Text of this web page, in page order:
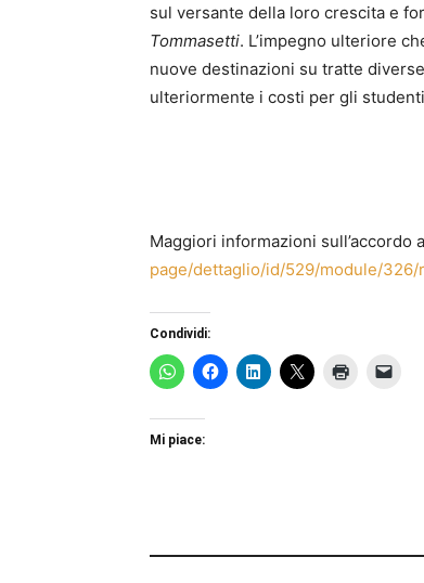
sul versante della loro crescita e
Tommasetti. L’impegno ulteriore
nuove destinazioni su tratte
ulteriormente i costi per gli
Maggiori informazioni sull’accordo
page/dettaglio/id/529/module/326/
Condividi:
Mi piace: